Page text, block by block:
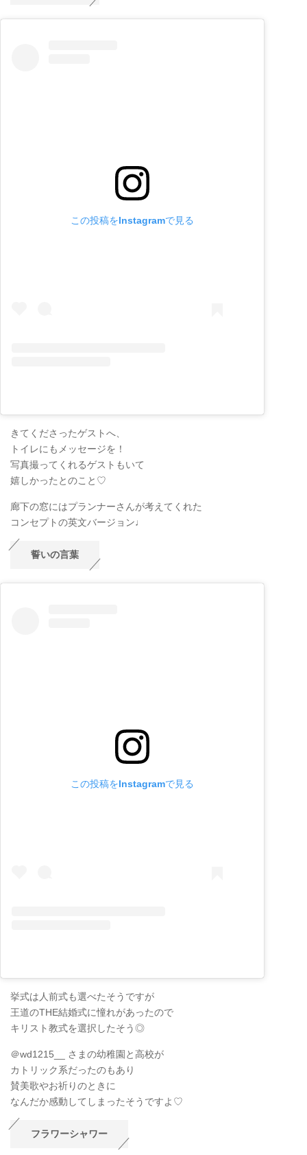
この投稿をInstagramで見る
きてくださったゲストへ、
トイレにもメッセージを！
写真撮ってくれるゲストもいて
嬉しかったとのこと♡
廊下の窓にはプランナーさんが考えてくれた
コンセプトの英文バージョン♩
誓いの言葉
この投稿をInstagramで見る
挙式は人前式も選べたそうですが
王道のTHE結婚式に憧れがあったので
キリスト教式を選択したそう◎
＠wd1215__ さまの幼稚園と高校が
カトリック系だったのもあり
賛美歌やお祈りのときに
なんだか感動してしまったそうですよ♡
フラワーシャワー